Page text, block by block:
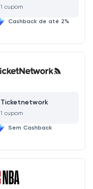
1 cupom
Cashback de até 2%
Ticketnetwork
1 cupom
Sem Cashback